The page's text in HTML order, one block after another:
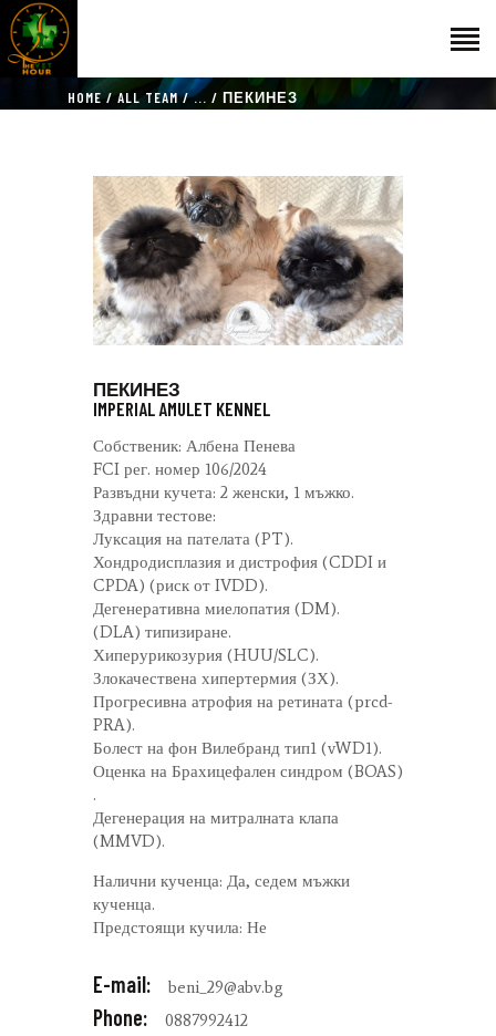
HOME ALL TEAM ... ПЕКИНЕЗ
ЕКИП
КАТАЛОГ
THE VET HOUR
БЛОГ
КОНТАКТ
ПЕКИНЕЗ
IMPERIAL AMULET KENNEL
Собственик: Албена Пенева
FCI рег. номер 106/2024
Развъдни кучета: 2 женски, 1 мъжко.
Здравни тестове:
Луксация на пателата (PT).
Хондродисплазия и дистрофия (CDDI и
CPDA) (риск от IVDD).
Дегенеративна миелопатия (DM).
(DLA) типизиране.
Хиперурикозурия (HUU/SLC).
Злокачествена хипертермия (ЗХ).
Прогресивна атрофия на ретината (prcd-
PRA).
Болест на фон Вилебранд тип1 (vWD1).
Оценка на Брахицефален синдром (BOAS)
.
Дегенерация на митралната клапа
(MMVD).
Налични кученца: Да, седем мъжки
кученца.
Предстоящи кучила: Не
E-mail: beni_29@abv.bg
Phone: 0887992412